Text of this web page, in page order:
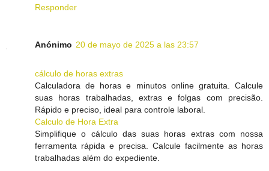
Responder
Anónimo 20 de mayo de 2025 a las 23:57
cálculo de horas extras
Calculadora de horas e minutos online gratuita. Calcule
suas horas trabalhadas, extras e folgas com precisão.
Rápido e preciso, ideal para controle laboral.
Calculo de Hora Extra
Simplifique o cálculo das suas horas extras com nossa
ferramenta rápida e precisa. Calcule facilmente as horas
trabalhadas além do expediente.